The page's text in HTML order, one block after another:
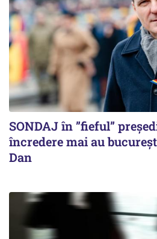
SONDAJ în ”fieful”
încredere mai au
Dan